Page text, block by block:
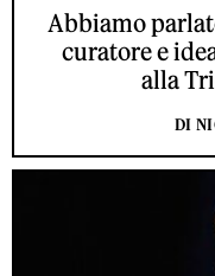
Abbiamo
curatore e
alla
DI